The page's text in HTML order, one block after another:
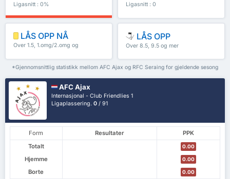
Ligasnitt : 0% Ligasnitt : 0
LÅS OPP NÅ
Over 1.5, 1.omg/2.omg og
LÅS OPP
Over 8.5, 9.5 og mer
*Gjennomsnittlig statistikk mellom AFC Ajax og RFC Seraing for gjeldende sesong
AFC Ajax
Internasjonal - Club Friendlies 1
Ligaplassering.0 / 91
Form Resultater
PPK
Totalt
0.00
Hjemme 0.00
Borte 0.00